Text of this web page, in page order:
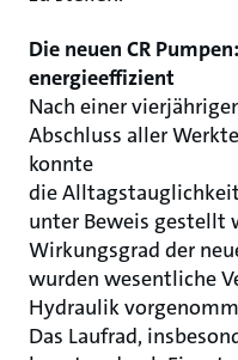
Die neuen CR
energieeffizient
Nach einer
Abschluss aller
konnte
die
unter Beweis gestellt
Wirkungsgrad der
wurden wesentliche
Hydraulik
Das Laufrad,